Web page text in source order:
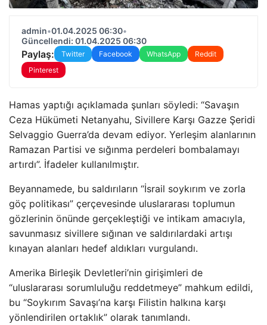
admin•01.04.2025 06:30•
Güncellendi: 01.04.2025 06:30
Paylaş: Twitter Facebook WhatsApp
Reddit
Pinterest
Hamas yaptığı açıklamada şunları söyledi: “Savaşın
Ceza Hükümeti Netanyahu, Sivillere Karşı Gazze Şeridi
Selvaggio Guerra’da devam ediyor. Yerleşim alanlarının
Ramazan Partisi ve sığınma perdeleri bombalamayı
artırdı”. İfadeler kullanılmıştır.
Beyannamede, bu saldırıların “İsrail soykırım ve zorla
göç politikası” çerçevesinde uluslararası toplumun
gözlerinin önünde gerçekleştiği ve intikam amacıyla,
savunmasız sivillere sığınan ve saldırılardaki artışı
kınayan alanları hedef aldıkları vurgulandı.
Amerika Birleşik Devletleri’nin girişimleri de
“uluslararası sorumluluğu reddetmeye” mahkum edildi,
bu “Soykırım Savaşı’na karşı Filistin halkına karşı
yönlendirilen ortaklık” olarak tanımlandı.